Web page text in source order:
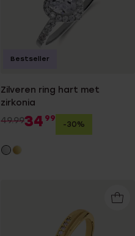
Zilveren ring hart met
zirkonia
49.9934 99
-30%
Bestseller